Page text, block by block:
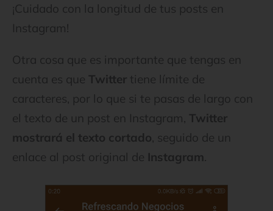
¡Cuidado con la longitud de tus posts en
Instagram!
Otra cosa que es importante que tengas en
cuenta es que Twitter tiene límite de
caracteres, por lo que si te pasas de largo con
el texto de un post en Instagram, Twitter
mostrará el texto cortado, seguido de un
enlace al post original de Instagram.